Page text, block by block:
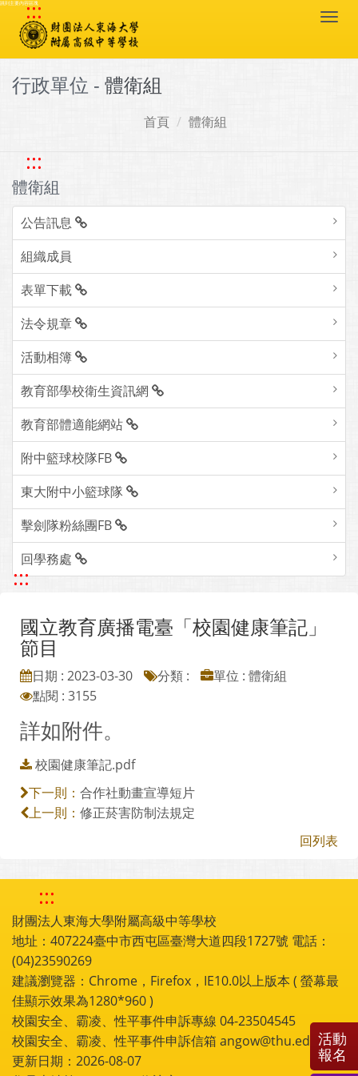
跳到主要內容區塊
:::
行政單位 - 體衛組
首頁 體衛組
:::
體衛組
公告訊息
組織成員
表單下載
法令規章
活動相簿
教育部學校衛生資訊網
教育部體適能網站
附中籃球校隊FB
東大附中小籃球隊
擊劍隊粉絲團FB
回學務處
:::
國立教育廣播電臺「校園健康筆記」
節目
日期 : 2023-03-30 分類 :
單位 : 體衛組
點閱 : 3155
詳如附件。
校園健康筆記.pdf
下一則： 合作社動畫宣導短片
上一則： 修正菸害防制法規定
回列表
:::
財團法人東海大學附屬高級中等學校
地址：407224臺中市西屯區臺灣大道四段1727號 電話：
(04)23590269
建議瀏覽器：Chrome，Firefox，IE10.0以上版本 ( 螢幕最
佳顯示效果為1280*960 )
校園安全、霸凌、性平事件申訴專線 04-23504545
校園安全、霸凌、性平事件申訴信箱 angow@thu.edu.tw
更新日期：2026-08-07
活動
報名